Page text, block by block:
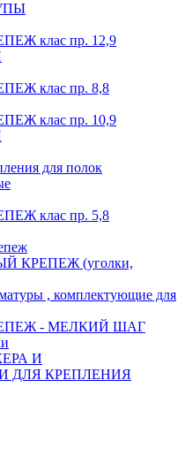
клас пр. 12,9
клас пр. 8,8
клас пр. 10,9
для полок
клас пр. 5,8
КРЕПЕЖ (уголки,
, комплектующие для
- МЕЛКИЙ ШАГ
И
ДЛЯ КРЕПЛЕНИЯ